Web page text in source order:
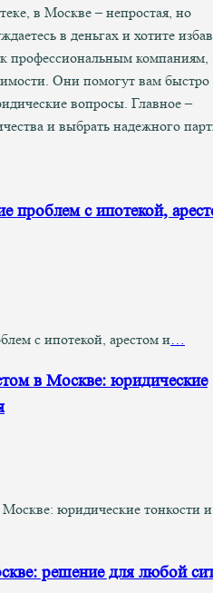
в Москве – непростая, но
в деньгах и хотите
профессиональным компаниям,
Они помогут вам быстро
вопросы. Главное –
и выбрать надежного
проблем с ипотекой,
с ипотекой, арестом и…
в Москве: юридические
юридические тонкости и
решение для любой